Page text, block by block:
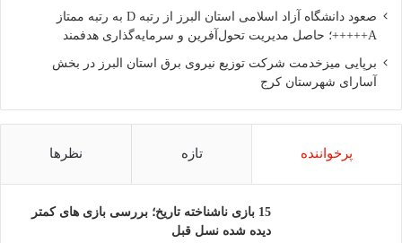
صعود دانشگاه آزاد اسلامی استان البرز از رتبه D به رتبه ممتاز
A+++++؛ حاصل مدیریت تحول‌آفرین و سرمایه‌گذاری هدفمند
برپایی میزخدمت شرکت توزیع نیروی برق استان البرز در بخش
آسارای شهرستان کرج
پرخواننده تازه نظرها
15 بازی ناشناخته تاریخ؛ بررسی بازی های کمتر
دیده شده نسل قبل